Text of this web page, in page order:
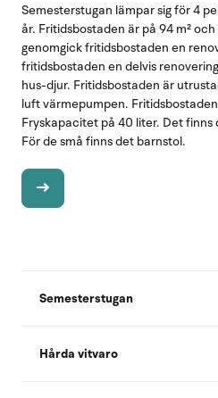
Semesterstugan lämpar sig för 4
år. Fritidsbostaden är på 94 m²
genomgick fritidsbostaden en
fritidsbostaden en delvis
hus-djur. Fritidsbostaden är
luft värmepumpen.
Fryskapacitet på 40 liter. Det finns
För de små finns det barnstol.
Semesterstugan
Hårda vitvaro